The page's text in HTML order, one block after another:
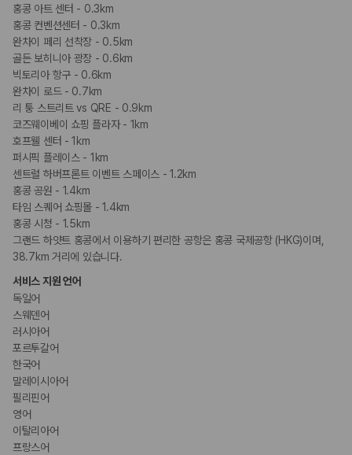
기타
프러포즈/로맨스 패키지 이용 가능
커플/프라이빗 다이닝
홍콩 아트 센터 - 0.3km
홍콩 컨벤션센터 - 0.3km
완차이 페리 선착장 - 0.5km
골든 보히니아 광장 - 0.6km
빅토리아 항구 - 0.6km
완차이 로드 - 0.7km
리 퉁 스트리트 vs QRE - 0.9km
코즈웨이베이 쇼핑 플라자 - 1km
호프웰 센터 - 1km
퍼시픽 플레이스 - 1km
센트럴 하버프론트 이벤트 스페이스 - 1.2km
홍콩 공원 - 1.4km
타임 스퀘어 쇼핑몰 - 1.4km
홍콩 시청 - 1.5km
그랜드 하얏트 홍콩에서 이용하기 편리한 공항은 홍콩 국제공항 (HKG)이며,
38.7km 거리에 있습니다.
서비스 지원 언어
독일어
스웨덴어
러시아어
포르투갈어
한국어
말레이시아어
필리핀어
영어
이탈리아어
프랑스어